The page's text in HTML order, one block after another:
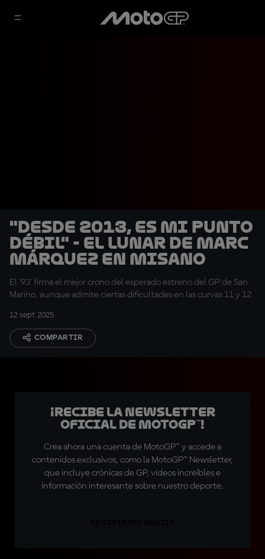
"Desde 2013, es mi punto
débil" - El lunar de Marc
Márquez en Misano
El '93' firma el mejor crono del esperado estreno del GP de San
Marino, aunque admite ciertas dificultades en las curvas 11 y 12
12 sept 2025
COMPARTIR
¡Recibe la Newsletter
oficial de MotoGP™!
Crea ahora una cuenta de MotoGP™ y accede a
contenidos exclusivos, como la MotoGP™ Newsletter,
que incluye crónicas de GP, vídeos increíbles e
información interesante sobre nuestro deporte.